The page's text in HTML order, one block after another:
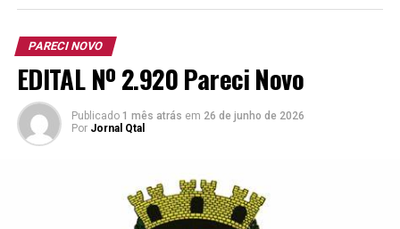
Cargo
requisitos
provimento
Fundamental
Incompleto e
CNH com no
PARECI NOVO
EDITAL Nº 2.920 Pareci Novo
Publicado 1 mês atrás em 26 de junho de 2026
Por Jornal Qtal